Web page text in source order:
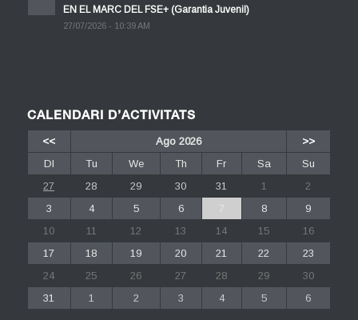
EN EL MARC DEL FSE+ (Garantia Juvenil)
27/07/2026 - 10:39 AM
CALENDARI D’ACTIVITATS
<< Ago 2026
>>
Dl
Tu We Th Fr Sa
Su
27
28 29 30 31 1
2
3
4 5 6 7 8
9
10
11 12 13 14 15
16
17
18 19 20 21 22
23
24
25 26 27 28 29
30
31
1 2 3 4 5 6